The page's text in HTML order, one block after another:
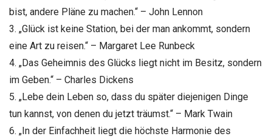
bist, andere Pläne zu machen.“ – John Lennon
3. „Glück ist keine Station, bei der man ankommt, sondern
eine Art zu reisen.“ – Margaret Lee Runbeck
4. „Das Geheimnis des Glücks liegt nicht im Besitz, sondern
im Geben.“ – Charles Dickens
5. „Lebe dein Leben so, dass du später diejenigen Dinge
tun kannst, von denen du jetzt träumst.“ – Mark Twain
6. „In der Einfachheit liegt die höchste Harmonie des